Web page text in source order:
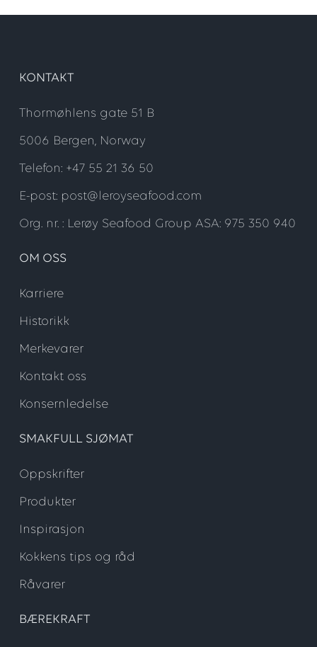
KONTAKT
Thormøhlens gate 51 B
5006 Bergen, Norway
Telefon: +47 55 21 36 50
E-post: post@leroyseafood.com
Org. nr. : Lerøy Seafood Group ASA: 975 350 940
OM OSS
Karriere
Historikk
Merkevarer
Kontakt oss
Konsernledelse
SMAKFULL SJØMAT
Oppskrifter
Produkter
Inspirasjon
Kokkens tips og råd
Råvarer
BÆREKRAFT